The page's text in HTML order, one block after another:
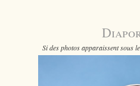
Si des photos apparaissent sous